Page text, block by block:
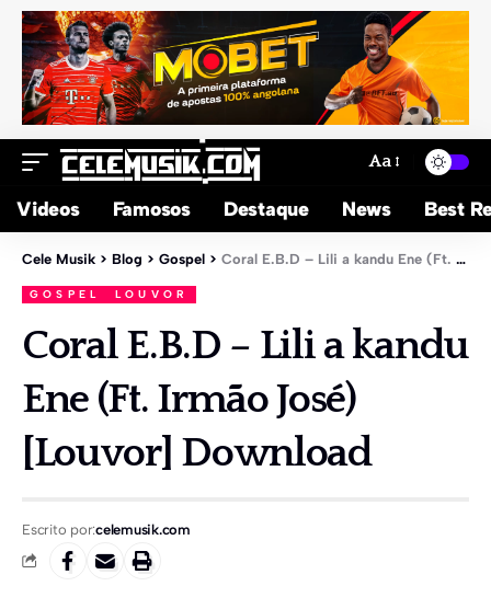
Aa
Videos Famosos Destaque News Best
Cele Musik > Blog > Gospel > Coral E.B.D – Lili a kandu Ene (Ft. Irmão José) [Louvor] Download
GOSPEL LOUVOR
Coral E.B.D – Lili a kandu
Ene (Ft. Irmão José)
[Louvor] Download
Escrito por:celemusik.com